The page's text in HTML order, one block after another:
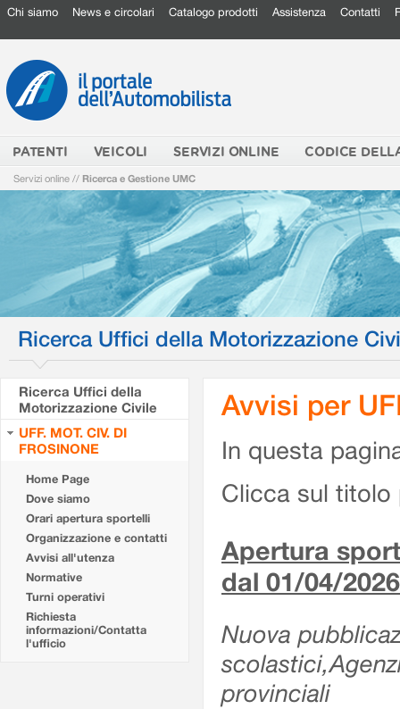
Chi siamo News e circolari Catalogo prodotti Assistenza Contatti
PATENTI VEICOLI SERVIZI ONLINE CODICE
Servizi online // Ricerca e Gestione UMC
Ricerca Uffici della Motorizzazione
Ricerca Uffici della
Motorizzazione Civile
UFF. MOT. CIV. DI
FROSINONE
Home Page
Dove siamo
Orari apertura sportelli
Organizzazione e contatti
Avvisi all'utenza
Normative
Turni operativi
Richiesta
informazioni/Contatta
l'ufficio
Avvisi per
In questa
Clicca sul titolo
Apertura
dal 01/04/2026
Nuova
provinciali